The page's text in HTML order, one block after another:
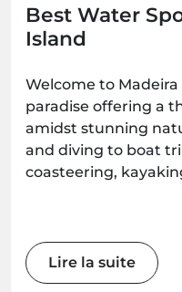
Best Water
Island
Welcome to
paradise offering a
amidst stunning
and diving to boat
coasteering,
Get ready to
of this Atlantic gem
water sports the
Lire la suite